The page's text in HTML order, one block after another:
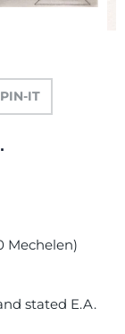
PIN-IT
Mechelen)
stated E.A.